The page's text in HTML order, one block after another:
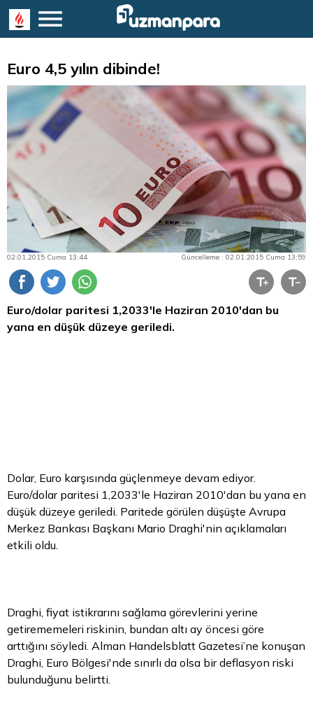
Euro 4,5 yılın dibinde!
02.01.2015 Cuma 13:44 Güncelleme : 02.01.2015 Cuma 13:59
Euro/dolar paritesi 1,2033'le Haziran 2010'dan bu
yana en düşük düzeye geriledi.
Dolar, Euro karşısında güçlenmeye devam ediyor.
Euro/dolar paritesi 1,2033'le Haziran 2010'dan bu yana en
düşük düzeye geriledi. Paritede görülen düşüşte Avrupa
Merkez Bankası Başkanı Mario Draghi'nin açıklamaları
etkili oldu.
Draghi, fiyat istikrarını sağlama görevlerini yerine
getirememeleri riskinin, bundan altı ay öncesi göre
arttığını söyledi. Alman Handelsblatt Gazetesi’ne konuşan
Draghi, Euro Bölgesi'nde sınırlı da olsa bir deflasyon riski
bulunduğunu belirtti.